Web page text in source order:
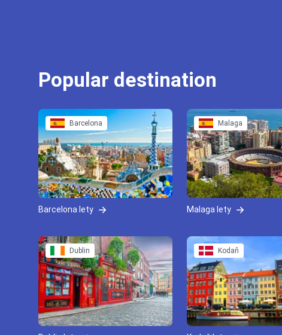
Popular destination
Barcelona
Barcelona lety
Malaga
Malaga lety
Dublin Kodaň